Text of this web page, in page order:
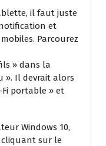
il faut juste
et
Parcourez
» dans la
». Il devrait alors
portable » et
Windows 10,
cliquant sur le